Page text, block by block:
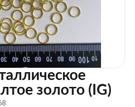
золото (IG)